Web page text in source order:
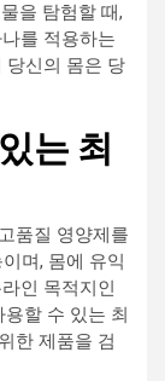
을 탐험할 때,
를 적용하는
당신의 몸은 당
는 최
품질 영양제를
며, 몸에 유익
인 목적지인
할 수 있는 최
한 제품을 검